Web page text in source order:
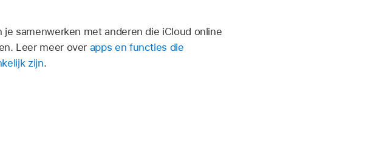
samenwerken met anderen die iCloud online
Leer meer over apps en functies die
zijn.